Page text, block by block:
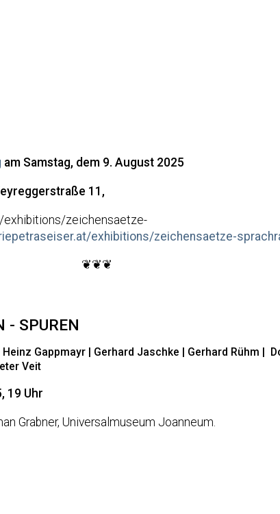
am Samstag, dem 9. August 2025
11,
exhibitions/zeichensaetze-
exhibitions/zeichensaetze-
❦❦❦
- SPUREN
Gappmayr | Gerhard Jaschke | Gerhard Rühm |
Veit
19 Uhr
Grabner, Universalmuseum Joanneum.